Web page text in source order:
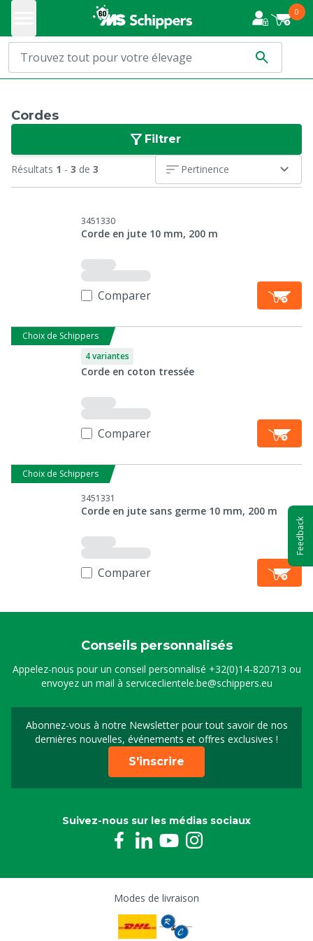
0
Cordes
Filtrer
Résultats 1 - 3 de 3 Pertinence
3451330
Corde en jute 10 mm, 200 m
Comparer
Choix de Schippers
4 variantes
Corde en coton tressée
Comparer
Choix de Schippers
3451331
Corde en jute sans germe 10 mm, 200 m
Comparer
Conseils personnalisés
Appelez-nous pour un conseil personnalisé +32(0)14-820713 ou
envoyez un mail à serviceclientele.be@schippers.eu
Abonnez-vous à notre Newsletter pour tout savoir de nos
dernières nouvelles, événements et offres exclusives !
Inscrivez-vous à notre
S'inscrire
Suivez-nous sur les médias sociaux
Modes de livraison
Feedback